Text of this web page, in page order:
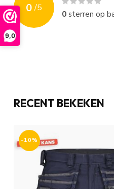
9,0
0 /5
0sterren op
RECENT BEKEKEN
-10%